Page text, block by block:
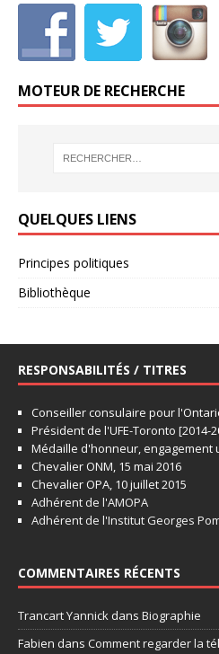
MOTEUR DE RECHERCHE
QUELQUES LIENS
Principes politiques
Bibliothèque
RESPONSABILITÉS / TITRES
Conseiller consulaire pour
Président de l'UFE-Toronto [2014-
Médaille d'honneur, engagement
Chevalier ONM, 15 mai 2016
Chevalier OPA, 10 juillet 2015
Adhérent de l'AMOPA
Adhérent de l'Institut Georges
COMMENTAIRES RÉCENTS
Trancart Yannick dans Biographie
Fabien dans Comment regarder la